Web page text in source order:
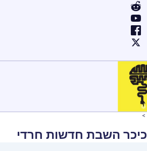
כיכר השבת חדשות חרדי